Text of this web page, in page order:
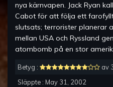
nya kärnvapen. Jack Ryan
Cabot för att följa ett
slutsats; terrorister planerar
mellan USA och Ryssland
atombomb på en stor
Betyg :
av
Släppte : May 31, 2002